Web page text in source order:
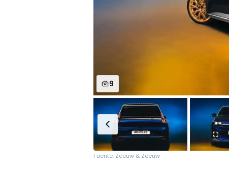
9
Fuente: Zeeuw & Zeeuw